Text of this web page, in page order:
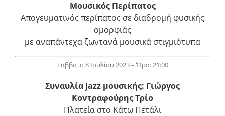
Μουσικός Περίπατος
Απογευματινός περίπατος σε διαδρομή φυσικής
ομορφιάς
με αναπάντεχα ζωντανά μουσικά στιγμιότυπα
Σάββατο 8 Ιουλίου 2023 – Ώρα: 21:00
Συναυλία jazz μουσικής: Γιώργος
Κοντραφούρης Τρίο
Πλατεία στο Κάτω Πετάλι